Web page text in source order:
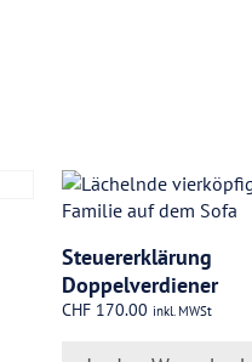
Steuererklärung
Doppelverdiener
CHF170.00 inkl. MWSt